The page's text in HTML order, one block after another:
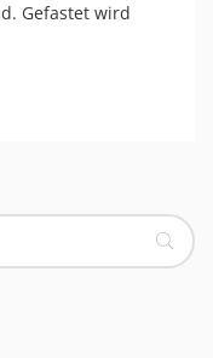
Gefastet wird